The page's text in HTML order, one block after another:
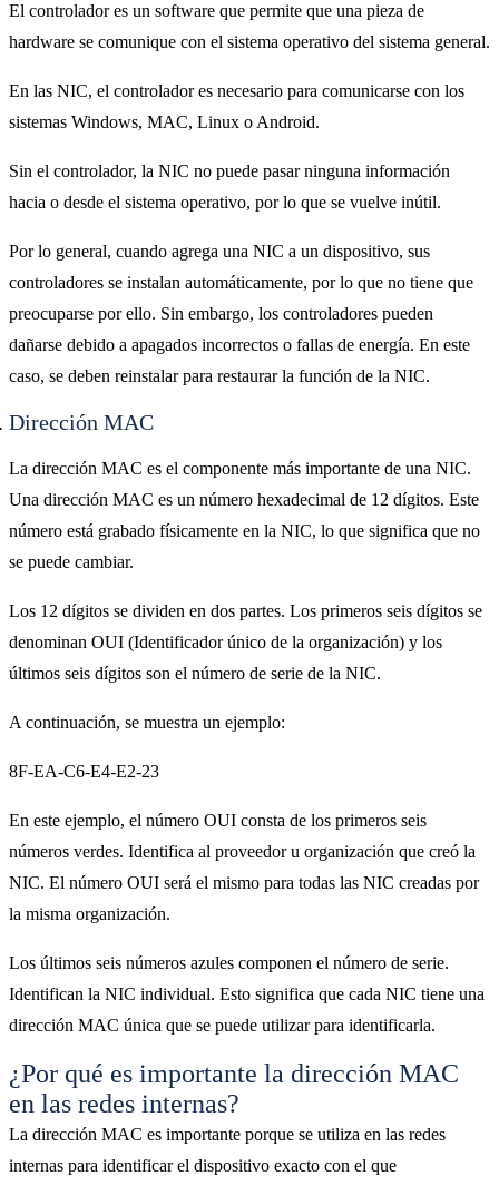
El controlador es un software que permite que una pieza de
hardware se comunique con el sistema operativo del sistema general.
En las NIC, el controlador es necesario para comunicarse con los
sistemas Windows, MAC, Linux o Android.
Sin el controlador, la NIC no puede pasar ninguna información
hacia o desde el sistema operativo, por lo que se vuelve inútil.
Por lo general, cuando agrega una NIC a un dispositivo, sus
controladores se instalan automáticamente, por lo que no tiene que
preocuparse por ello. Sin embargo, los controladores pueden
dañarse debido a apagados incorrectos o fallas de energía. En este
caso, se deben reinstalar para restaurar la función de la NIC.
Dirección MAC
La dirección MAC es el componente más importante de una NIC.
Una dirección MAC es un número hexadecimal de 12 dígitos. Este
número está grabado físicamente en la NIC, lo que significa que no
se puede cambiar.
Los 12 dígitos se dividen en dos partes. Los primeros seis dígitos se
denominan OUI (Identificador único de la organización) y los
últimos seis dígitos son el número de serie de la NIC.
A continuación, se muestra un ejemplo:
8F-EA-C6-E4-E2-23
En este ejemplo, el número OUI consta de los primeros seis
números verdes. Identifica al proveedor u organización que creó la
NIC. El número OUI será el mismo para todas las NIC creadas por
la misma organización.
Los últimos seis números azules componen el número de serie.
Identifican la NIC individual. Esto significa que cada NIC tiene una
dirección MAC única que se puede utilizar para identificarla.
¿Por qué es importante la dirección MAC
en las redes internas?
La dirección MAC es importante porque se utiliza en las redes
internas para identificar el dispositivo exacto con el que